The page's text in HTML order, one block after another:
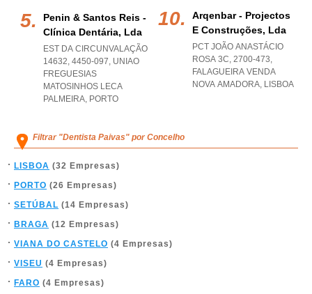
Penin & Santos Reis -
Clínica Dentária, Lda
EST DA CIRCUNVALAÇÃO
14632, 4450-097, UNIAO
FREGUESIAS
MATOSINHOS LECA
PALMEIRA, PORTO
Arqenbar - Projectos
E Construções, Lda
PCT JOÃO ANASTÁCIO
ROSA 3C, 2700-473,
FALAGUEIRA VENDA
NOVA AMADORA, LISBOA
Filtrar "Dentista Paivas" por Concelho
LISBOA (32 Empresas)
PORTO (26 Empresas)
SETÚBAL (14 Empresas)
BRAGA (12 Empresas)
VIANA DO CASTELO (4 Empresas)
VISEU (4 Empresas)
FARO (4 Empresas)